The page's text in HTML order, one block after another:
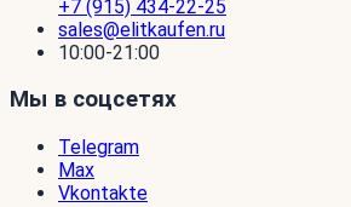
+7 (915) 434-22-25
sales@elitkaufen.ru
10:00-21:00
Мы в соцсетях
Telegram
Max
Vkontakte